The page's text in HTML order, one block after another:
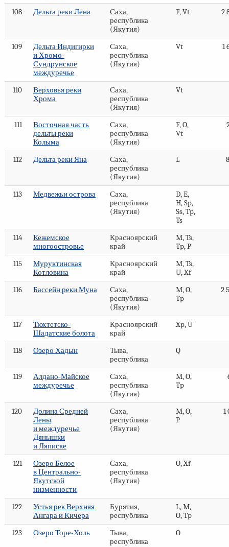
108 Дельта реки Лена
Саха,
республика
(Якутия)
F, Vt 2
109
Дельта Индигирки
и Хромо-
Сундрунское
междуречье
Саха,
республика
(Якутия)
Vt 1
110
Верховья реки
Хрома
Саха,
республика
(Якутия)
Vt
111
Восточная часть
дельты реки
Колыма
Саха,
республика
(Якутия)
F, O,
Vt
112 Дельта реки Яна
Саха,
республика
(Якутия)
L
113 Медвежьи острова
Саха,
республика
(Якутия)
D, E,
H, Sp,
Ss, Tp,
Ts
114
Кежемское
многоостровье
Красноярский
край
M, Ts,
Tp, P
115
Муруктинская
Котловина
Красноярский
край
M, Ts,
U, Xf
116
Бассейн реки Муна
Саха,
республика
(Якутия)
M, O,
Tp
2
117
Тюхтетско-
Шадатские болота
Красноярский
край
Xp, U
118 Озеро Хадын
Тыва,
республика
Q
119
Алдано-Майское
междуречье
Саха,
республика
(Якутия)
M, O,
Tp
120
Долина Средней
Лены
и междуречье
Дянышки
и Ляписке
Саха,
республика
(Якутия)
M, O,
P
1
121
Озеро Белое
в Центрально-
Якутской
низменности
Саха,
республика
(Якутия)
O, Xf
122
Устья рек Верхняя
Ангара и Кичера
Бурятия,
республика
L, M,
O, Tp
123
Озеро Торе-Холь
Тыва,
республика
O